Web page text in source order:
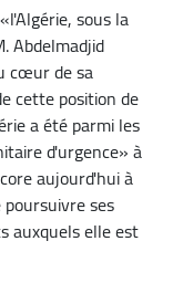
sous la
Abdelmadjid
cœur de sa
cette position de
a été parmi les
d'urgence» à
aujourd'hui à
ses
auxquels elle est